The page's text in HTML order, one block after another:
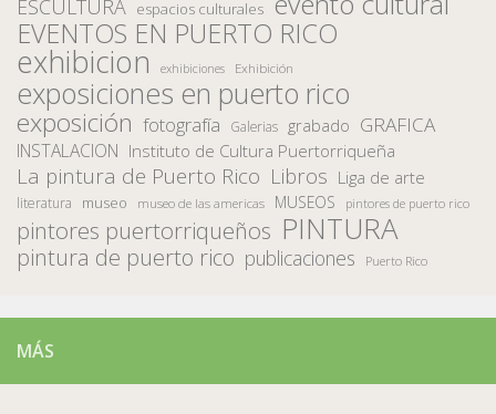
ESCULTURA espacios culturales
EVENTOS EN PUERTO RICO
exhibicion exhibiciones Exhibición
exposiciones en puerto rico
exposición fotografía Galerias grabado GRAFICA
INSTALACION Instituto de Cultura Puertorriqueña
La pintura de Puerto Rico Libros Liga de arte
literatura museo museo de las americas MUSEOS pintores de puerto rico
pintores puertorriqueños PINTURA
pintura de puerto rico publicaciones Puerto Rico
MÁS